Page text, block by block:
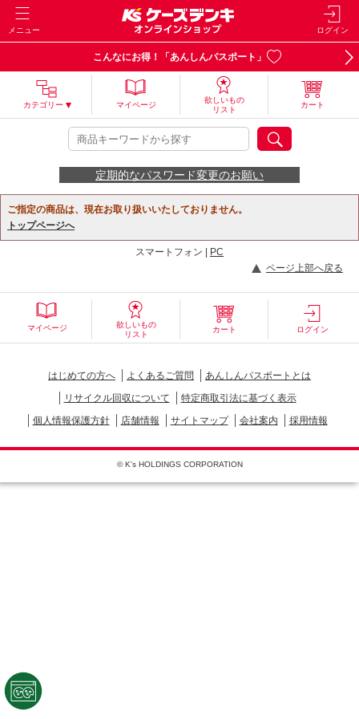
メニュー ログイン
こんなにお得！「あんしんパスポート」
カテゴリー マイページ
欲しいもの
リスト
カート
定期的なパスワード変更のお願い
ご指定の商品は、現在お取り扱いいたしておりません。
トップページへ
スマートフォン |
PC
ページ上部へ戻る
マイページ
欲しいもの
リスト
カート ログイン
はじめての方へ よくあるご質問
あんしんパスポートとは
リサイクル回収について
特定商取引法に基づく表示
個人情報保護方針
店舗情報 サイトマップ 会社案内 採用情報
© K's HOLDINGS CORPORATION